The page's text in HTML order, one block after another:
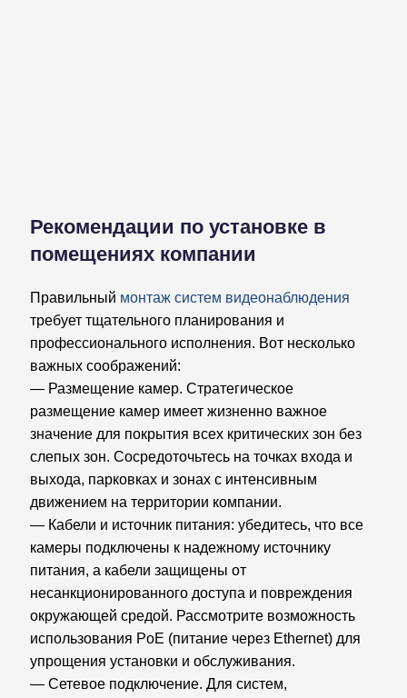
Рекомендации по установке в
помещениях компании
Правильный монтаж систем видеонаблюдения
требует тщательного планирования и
профессионального исполнения. Вот несколько
важных соображений:
— Размещение камер. Стратегическое
размещение камер имеет жизненно важное
значение для покрытия всех критических зон без
слепых зон. Сосредоточьтесь на точках входа и
выхода, парковках и зонах с интенсивным
движением на территории компании.
— Кабели и источник питания: убедитесь, что все
камеры подключены к надежному источнику
питания, а кабели защищены от
несанкционированного доступа и повреждения
окружающей средой. Рассмотрите возможность
использования PoE (питание через Ethernet) для
упрощения установки и обслуживания.
— Сетевое подключение. Для систем,